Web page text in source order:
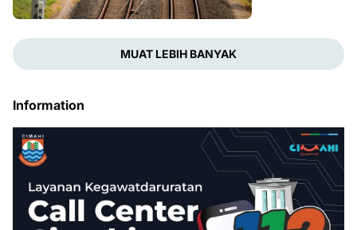
MUAT LEBIH BANYAK
Information